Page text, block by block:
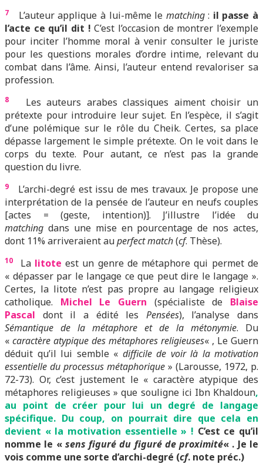
7 L’auteur applique à lui-même le matching: il passe à
l’acte ce qu’il dit ! C’est l’occasion de montrer l’exemple
pour inciter l’homme moral à venir consulter le juriste
pour les questions morales d’ordre intime, relevant du
combat dans l’âme. Ainsi, l’auteur entend revaloriser sa
profession.
8
Les auteurs arabes classiques aiment choisir un
prétexte pour introduire leur sujet. En l’espèce, il s’agit
d’une polémique sur le rôle du Cheik. Certes, sa place
dépasse largement le simple prétexte. On le voit dans le
corps du texte. Pour autant, ce n’est pas la grande
question du livre.
9
L’archi-degré est issu de mes travaux. Je propose une
interprétation de la pensée de l’auteur en neufs couples
[actes = (geste, intention)]. J’illustre l’idée du
matching dans une mise en pourcentage de nos actes,
dont 11% arriveraient auperfect match(cf. Thèse).
10 La litote est un genre de métaphore qui permet de
« dépasser par le langage ce que peut dire le langage ».
Certes, la litote n’est pas propre au langage religieux
catholique. Michel Le Guern (spécialiste de Blaise
Pascal dont il a édité les Pensées), l’analyse dans
Sémantique de la métaphore et de la métonymie. Du
« caractère atypique des métaphores religieuses« , Le Guern
déduit qu’il lui semble « difficile de voir là la motivation
essentielle du processus métaphorique » (Larousse, 1972, p.
72-73). Or, c’est justement le « caractère atypique des
métaphores religieuses » que souligne ici Ibn Khaldoun,
au point de créer pour lui un degré de langage
spécifique. Du coup, on pourrait dire que cela en
devient « la motivation essentielle » ! C’est ce qu’il
nomme le « sens figuré du figuré de proximité« . Je le
vois comme une sorte d’archi-degré (cf. note préc.)